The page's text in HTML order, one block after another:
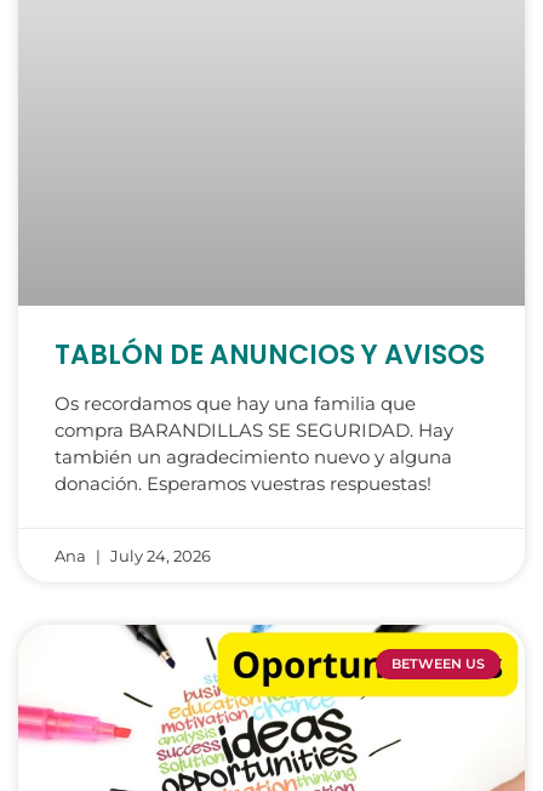
TABLÓN DE ANUNCIOS Y AVISOS
Os recordamos que hay una familia que
compra BARANDILLAS SE SEGURIDAD. Hay
también un agradecimiento nuevo y alguna
donación. Esperamos vuestras respuestas!
Ana July 24, 2026
BETWEEN US